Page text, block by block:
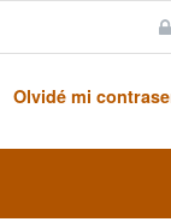
Olvidé mi